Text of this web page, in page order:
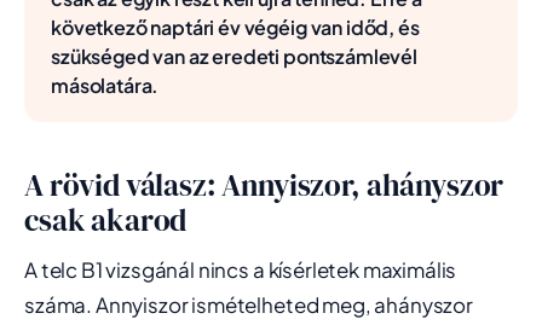
következő naptári év végéig van időd, és
szükséged van az eredeti pontszámlevél
másolatára.
A rövid válasz: Annyiszor, ahányszor
csak akarod
A telc B1 vizsgánál nincs a kísérletek maximális
száma. Annyiszor ismételheted meg, ahányszor